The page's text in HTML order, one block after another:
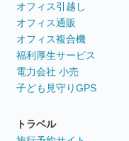
オフィス引越し
オフィス通販
オフィス複合機
福利厚生サービス
電力会社 小売
子ども見守りGPS
トラベル